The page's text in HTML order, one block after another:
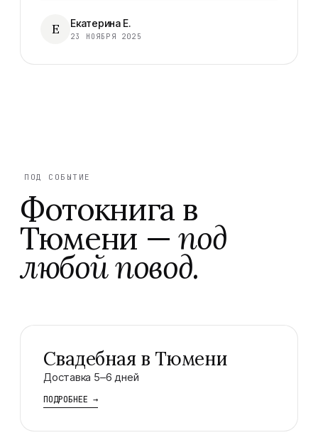
Е Екатерина Е.
23 НОЯБРЯ 2025
ПОД СОБЫТИЕ
Фотокнига в
Тюмени —под
любой повод.
Свадебная в Тюмени
Доставка 5–6 дней
ПОДРОБНЕЕ →